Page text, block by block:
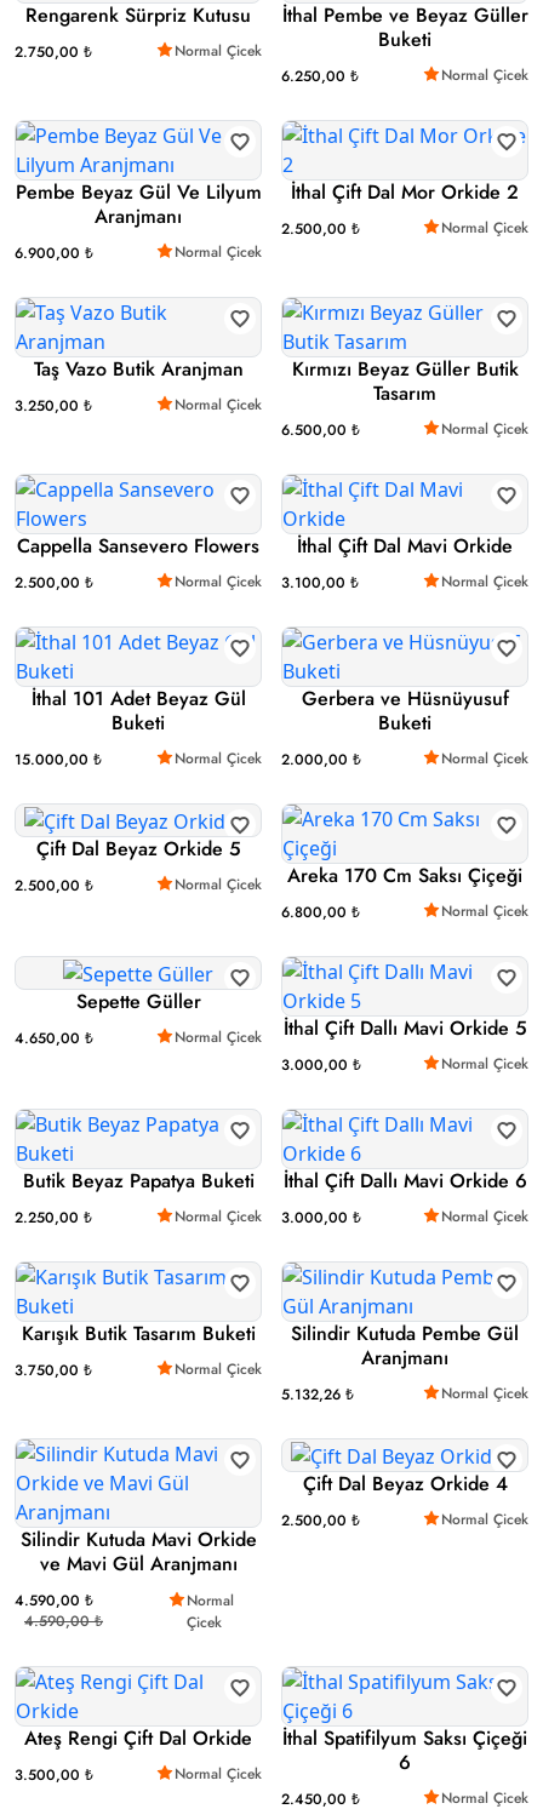
Rengarenk Sürpriz Kutusu
2.750,00 ₺ Normal Çicek
İthal Pembe ve Beyaz Güller
Buketi
6.250,00 ₺ Normal Çicek
Pembe Beyaz Gül Ve Lilyum
Aranjmanı
6.900,00 ₺ Normal Çicek
İthal Çift Dal Mor Orkide 2
2.500,00 ₺ Normal Çicek
Taş Vazo Butik Aranjman
3.250,00 ₺ Normal Çicek
Kırmızı Beyaz Güller Butik
Tasarım
6.500,00 ₺ Normal Çicek
Cappella Sansevero Flowers
2.500,00 ₺ Normal Çicek
İthal Çift Dal Mavi Orkide
3.100,00 ₺ Normal Çicek
İthal 101 Adet Beyaz Gül
Buketi
15.000,00 ₺ Normal Çicek
Gerbera ve Hüsnüyusuf
Buketi
2.000,00 ₺ Normal Çicek
Çift Dal Beyaz Orkide 5
2.500,00 ₺ Normal Çicek Areka 170 Cm Saksı Çiçeği
6.800,00 ₺ Normal Çicek
Sepette Güller
4.650,00 ₺ Normal Çicek İthal Çift Dallı Mavi Orkide 5
3.000,00 ₺ Normal Çicek
Butik Beyaz Papatya Buketi
2.250,00 ₺ Normal Çicek
İthal Çift Dallı Mavi Orkide 6
3.000,00 ₺ Normal Çicek
Karışık Butik Tasarım Buketi
3.750,00 ₺ Normal Çicek
Silindir Kutuda Pembe Gül
Aranjmanı
5.132,26 ₺ Normal Çicek
Silindir Kutuda Mavi Orkide
ve Mavi Gül Aranjmanı
4.590,00 ₺
4.590,00 ₺
Normal
Çicek
Çift Dal Beyaz Orkide 4
2.500,00 ₺ Normal Çicek
Ateş Rengi Çift Dal Orkide
3.500,00 ₺ Normal Çicek
İthal Spatifilyum Saksı Çiçeği
6
2.450,00 ₺ Normal Çicek